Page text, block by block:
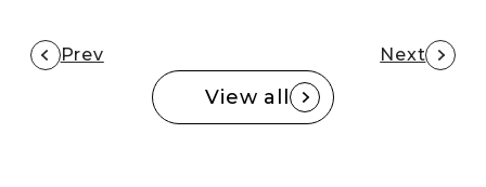
Prev Next
View all